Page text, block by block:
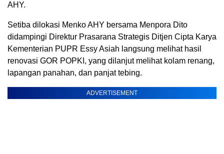
AHY.
Setiba dilokasi Menko AHY bersama Menpora Dito
didampingi Direktur Prasarana Strategis Ditjen Cipta Karya
Kementerian PUPR Essy Asiah langsung melihat hasil
renovasi GOR POPKI, yang dilanjut melihat kolam renang,
lapangan panahan, dan panjat tebing.
ADVERTISEMENT